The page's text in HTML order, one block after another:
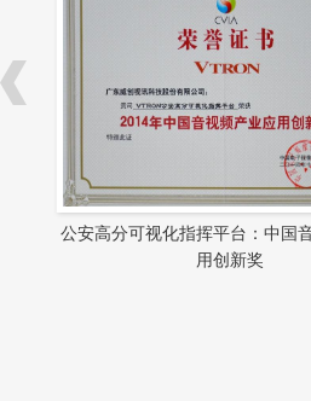
中国电子视像行业协会突出